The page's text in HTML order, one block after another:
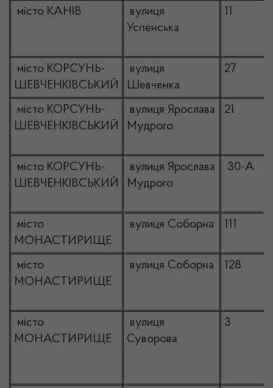
місто КАНІВ
вулиця
Успенська
11
місто КОРСУНЬ-
ШЕВЧЕНКІВСЬКИЙ
вулиця
Шевченка
27
місто КОРСУНЬ-
ШЕВЧЕНКІВСЬКИЙ
вулиця Ярослава
Мудрого
21
місто КОРСУНЬ-
ШЕВЧЕНКІВСЬКИЙ
вулиця Ярослава
Мудрого
30-А
місто
МОНАСТИРИЩЕ
вулиця Соборна 111
місто
МОНАСТИРИЩЕ
вулиця Соборна 128
місто
МОНАСТИРИЩЕ
вулиця
Суворова
3